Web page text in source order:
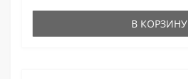
В КОРЗИНУ